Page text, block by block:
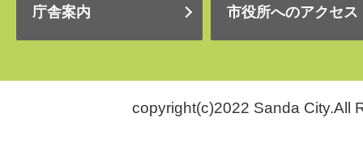
庁舎案内 市役所へのアクセス
copyright(c)2022 Sanda City.All